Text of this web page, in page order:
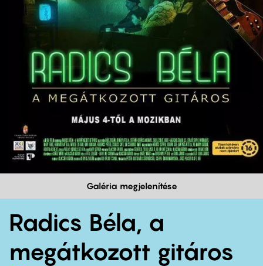
Galéria megjelenítése
Radics Béla, a
megátkozott gitáros